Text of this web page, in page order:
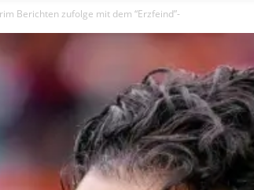
Berichten zufolge mit dem “Erzfeind”-